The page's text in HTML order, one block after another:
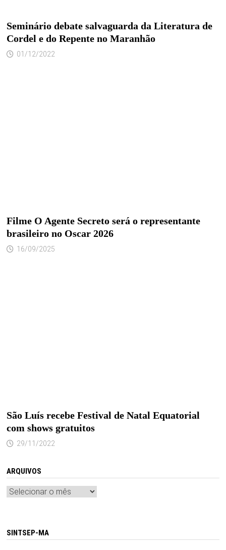
Seminário debate salvaguarda da Literatura de
Cordel e do Repente no Maranhão
01/12/2022
Filme O Agente Secreto será o representante
brasileiro no Oscar 2026
16/09/2025
São Luís recebe Festival de Natal Equatorial
com shows gratuitos
29/11/2022
ARQUIVOS
Arquivos
SINTSEP-MA